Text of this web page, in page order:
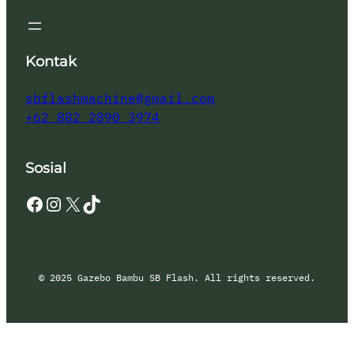
Kontak
sbflashmachine@gmail.com
+62 882 2890 3974
Sosial
Facebook Instagram X TikTok
© 2025 Gazebo Bambu SB Flash. All rights reserved.